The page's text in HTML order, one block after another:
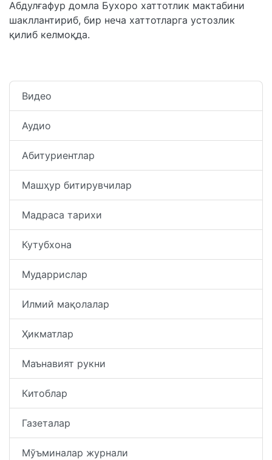
Абдулғафур домла Бухоро хаттотлик мактабини
шакллантириб, бир неча хаттотларга устозлик
қилиб келмоқда.
Видео
Аудио
Абитуриентлар
Машҳур битирувчилар
Мадраса тарихи
Кутубхона
Мударрислар
Илмий мақолалар
Ҳикматлар
Маънавият рукни
Китоблар
Газеталар
Мўъминалар журнали